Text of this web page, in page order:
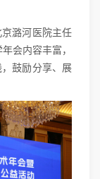
潞河医院主任
会内容丰富，
鼓励分享、展